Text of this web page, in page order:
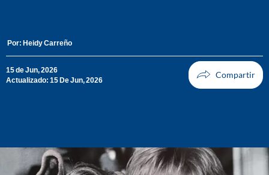
Por: Heidy Carreño
15 de Jun, 2026
Actualizado: 15 De Jun, 2026